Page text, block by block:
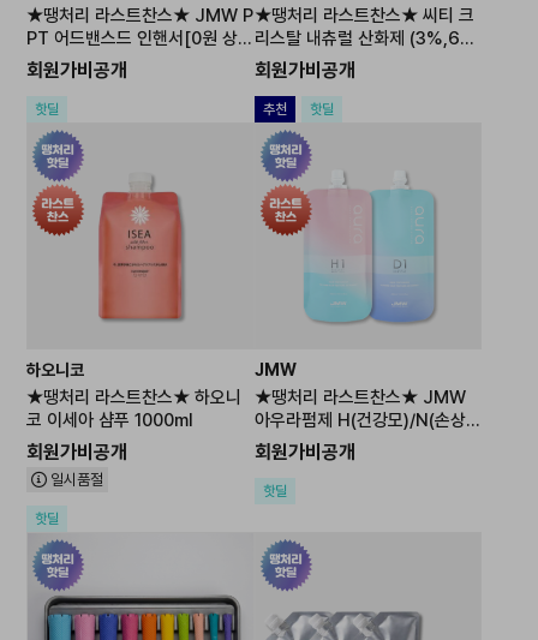
★땡처리 라스트찬스★ JMW P
PT 어드밴스드 인핸서[0원 상
품] 주문 후 개별연락 / 추가결제
진행
회원가비공개
핫딜
★땡처리 라스트찬스★ 씨티 크
리스탈 내츄럴 산화제 (3%,6%,
9%)
회원가비공개
추천 핫딜
하오니코
★땡처리 라스트찬스★ 하오니
코 이세아 샴푸 1000ml
회원가비공개
일시품절
핫딜
JMW
★땡처리 라스트찬스★ JMW
아우라펌제 H(건강모)/N(손상
모) 400ml [0원 상품] 주문 후
개별연락 / 추가결제 진행
회원가비공개
핫딜